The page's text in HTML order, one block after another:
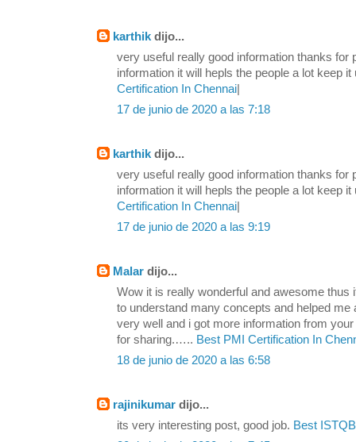
karthik dijo...
very useful really good information thanks for
information it will hepls the people a lot keep it
Certification In Chennai
17 de junio de 2020 a las 7:18
karthik dijo...
very useful really good information thanks for
information it will hepls the people a lot keep it
Certification In Chennai
17 de junio de 2020 a las 9:19
Malar dijo...
Wow it is really wonderful and awesome
to understand many concepts and helped me
very well and i got more information from
for sharing.….. Best PMI Certification In
18 de junio de 2020 a las 6:58
rajinikumar dijo...
its very interesting post, good job. Best